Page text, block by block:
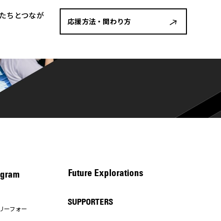
ちとつなが
応援方法・関わり方
ーフォー
Future Explorations
SUPPORTERS